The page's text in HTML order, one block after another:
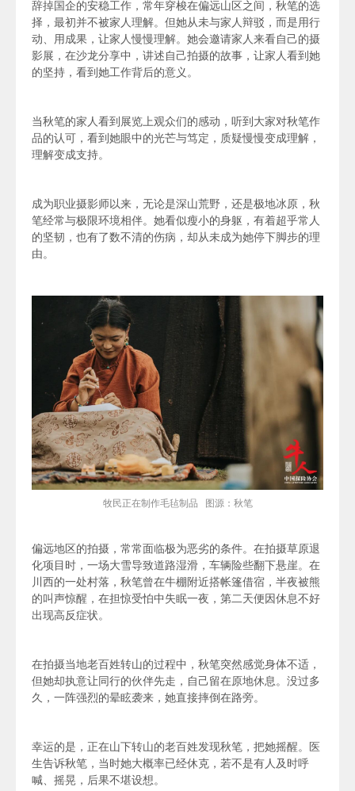
辞掉国企的安稳工作，常年穿梭在偏远山区之间，秋笔的选
择，最初并不被家人理解。但她从未与家人辩驳，而是用行
动、用成果，让家人慢慢理解。她会邀请家人来看自己的摄
影展，在沙龙分享中，讲述自己拍摄的故事，让家人看到她
的坚持，看到她工作背后的意义。
当秋笔的家人看到展览上观众们的感动，听到大家对秋笔作
品的认可，看到她眼中的光芒与笃定，质疑慢慢变成理解，
理解变成支持。
成为职业摄影师以来，无论是深山荒野，还是极地冰原，秋
笔经常与极限环境相伴。她看似瘦小的身躯，有着超乎常人
的坚韧，也有了数不清的伤病，却从未成为她停下脚步的理
由。
牧民正在制作毛毡制品 图源：秋笔
偏远地区的拍摄，常常面临极为恶劣的条件。在拍摄草原退
化项目时，一场大雪导致道路湿滑，车辆险些翻下悬崖。在
川西的一处村落，秋笔曾在牛棚附近搭帐篷借宿，半夜被熊
的叫声惊醒，在担惊受怕中失眠一夜，第二天便因休息不好
出现高反症状。
在拍摄当地老百姓转山的过程中，秋笔突然感觉身体不适，
但她却执意让同行的伙伴先走，自己留在原地休息。没过多
久，一阵强烈的晕眩袭来，她直接摔倒在路旁。
幸运的是，正在山下转山的老百姓发现秋笔，把她摇醒。医
生告诉秋笔，当时她大概率已经休克，若不是有人及时呼
喊、摇晃，后果不堪设想。